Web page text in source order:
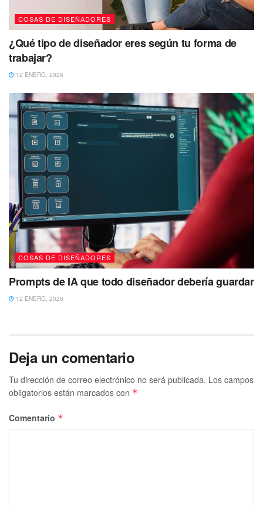
COSAS DE DISEÑADORES
¿Qué tipo de diseñador eres según tu forma de
trabajar?
12 ENERO, 2026
COSAS DE DISEÑADORES
Prompts de IA que todo diseñador debería guardar
12 ENERO, 2026
Deja un comentario
Tu dirección de correo electrónico no será publicada. Los campos
obligatorios están marcados con *
Comentario *